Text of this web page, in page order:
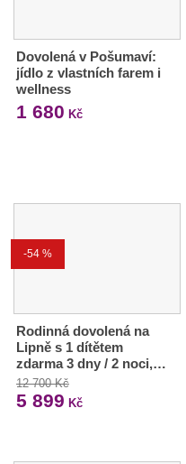
Dovolená v Pošumaví:
jídlo z vlastních farem i
wellness
1 680 Kč
-54 %
Rodinná dovolená na
Lipně s 1 dítětem
zdarma 3 dny / 2 noci,…
12 700 Kč
5 899 Kč